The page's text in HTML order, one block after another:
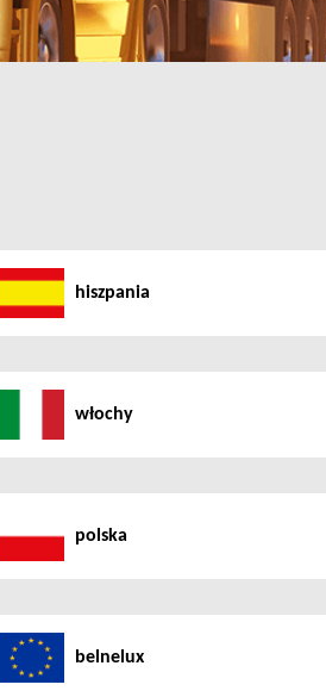
hiszpania
włochy
polska
belnelux